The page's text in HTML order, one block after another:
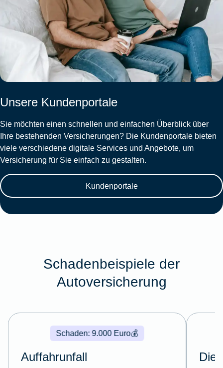
Unsere Kundenportale
Sie möchten einen schnellen und einfachen Überblick über
Ihre bestehenden Versicherungen? Die Kundenportale bieten
viele verschiedene digitale Services und Angebote, um
Versicherung für Sie einfach zu gestalten.
Kundenportale
Schadenbeispiele der
Autoversicherung
💰
Schaden: 9.000 Euro
Auffahrunfall